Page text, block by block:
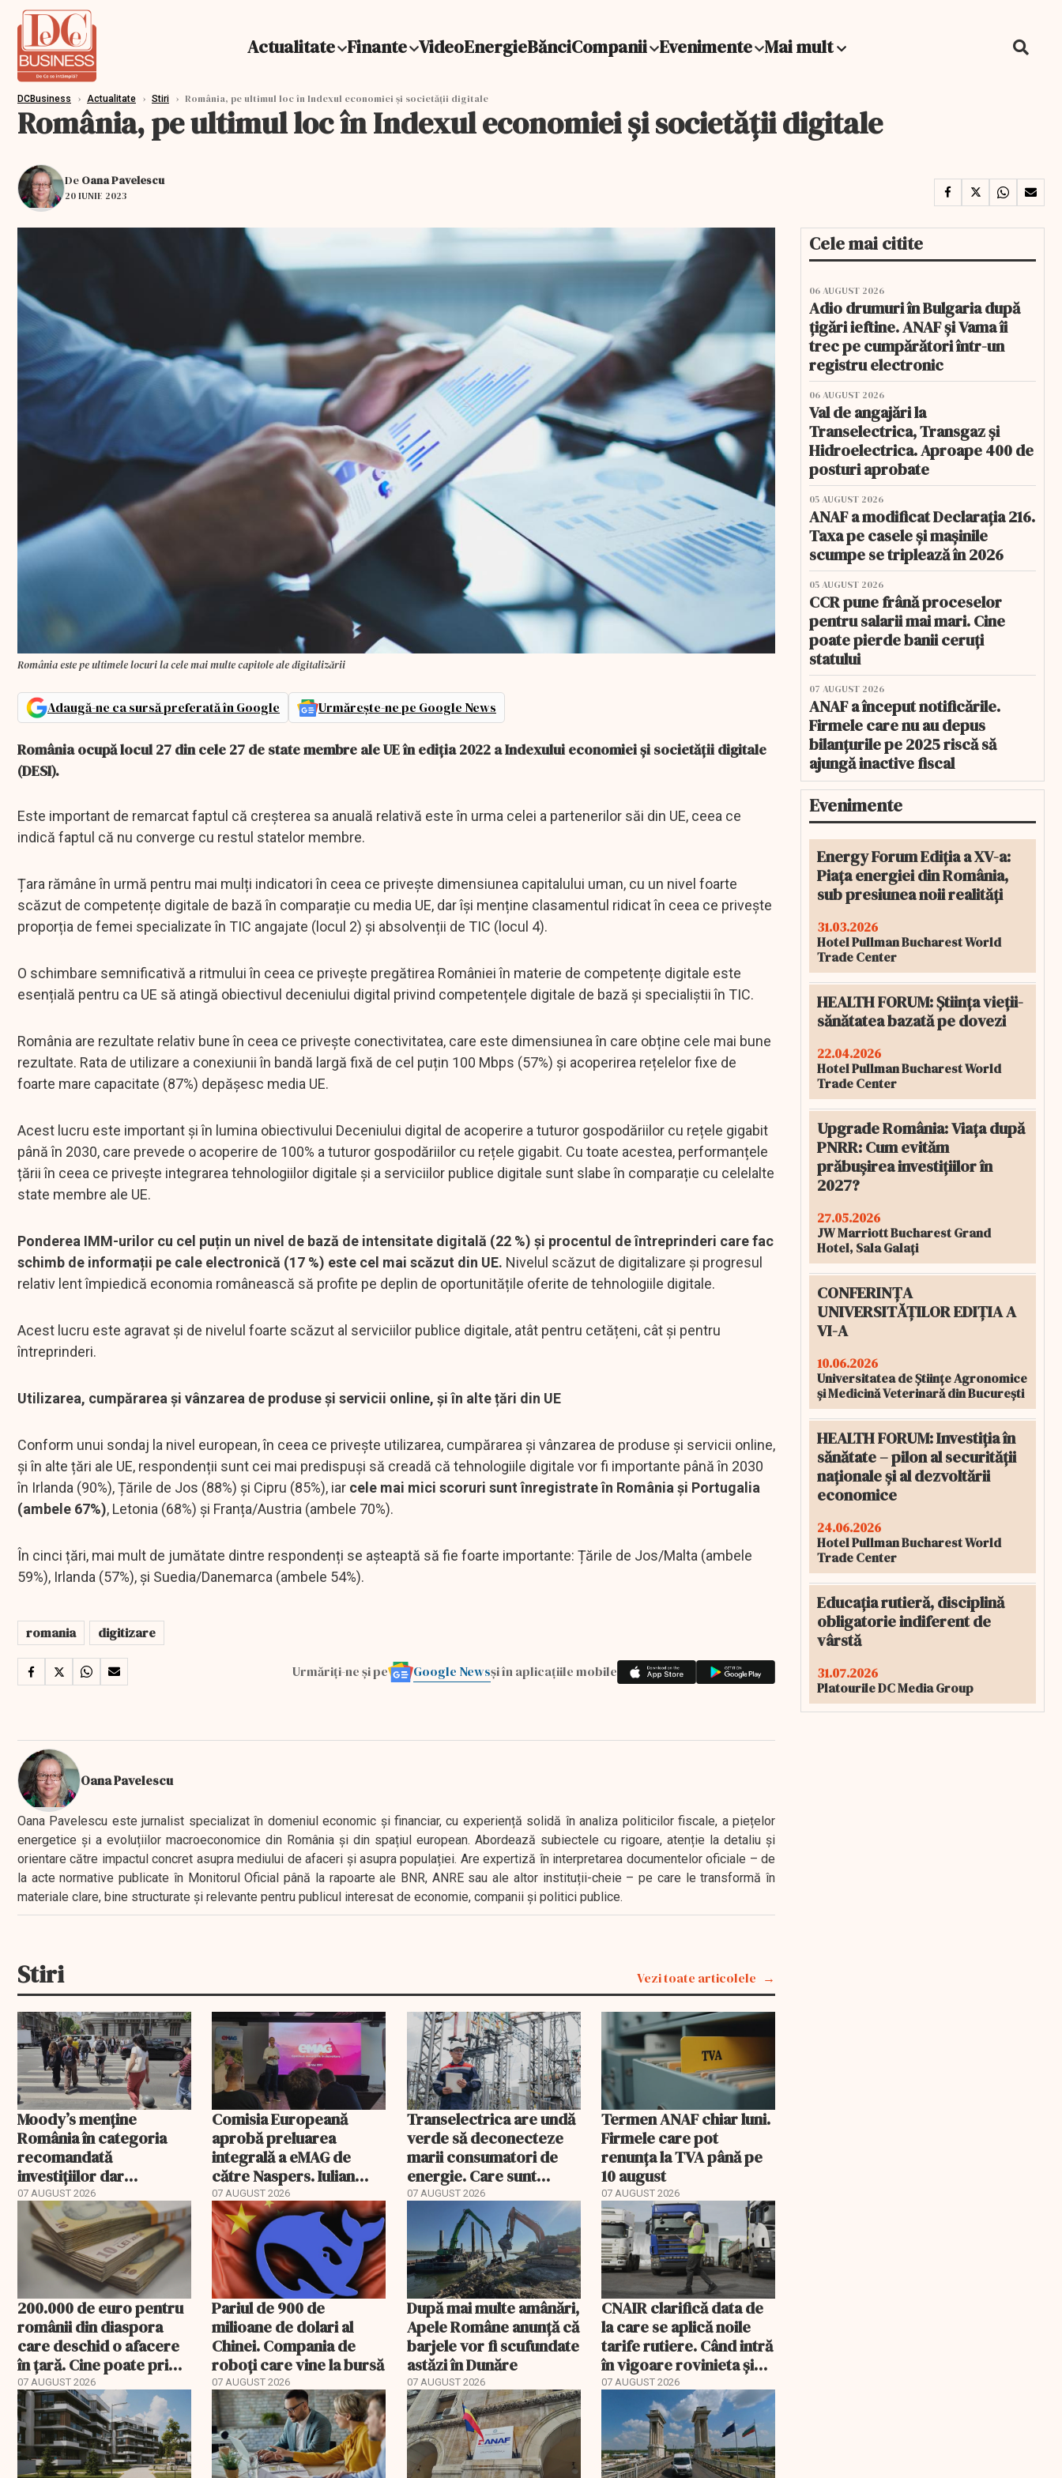
Actualitate Finante VideoEnergieBănciCompanii Evenimente Mai mult
DCBusiness › Actualitate › Stiri › România, pe ultimul loc în Indexul economiei și societății digitale
România, pe ultimul loc în Indexul economiei și societății digitale
De Oana Pavelescu
20 IUNIE 2023
România este pe ultimele locuri la cele mai multe capitole ale digitalizării
Adaugă-ne ca sursă preferată în Google Urmărește-ne pe Google News
România ocupă locul 27 din cele 27 de state membre ale UE în ediția 2022 a Indexului economiei și societății digitale
(DESI).
Este important de remarcat faptul că creșterea sa anuală relativă este în urma celei a partenerilor săi din UE, ceea ce
indică faptul că nu converge cu restul statelor membre.
Țara rămâne în urmă pentru mai mulți indicatori în ceea ce privește dimensiunea capitalului uman, cu un nivel foarte
scăzut de competențe digitale de bază în comparație cu media UE, dar își menține clasamentul ridicat în ceea ce privește
proporția de femei specializate în TIC angajate (locul 2) și absolvenții de TIC (locul 4).
O schimbare semnificativă a ritmului în ceea ce privește pregătirea României în materie de competențe digitale este
esențială pentru ca UE să atingă obiectivul deceniului digital privind competențele digitale de bază și specialiștii în TIC.
România are rezultate relativ bune în ceea ce privește conectivitatea, care este dimensiunea în care obține cele mai bune
rezultate. Rata de utilizare a conexiunii în bandă largă fixă de cel puțin 100 Mbps (57%) și acoperirea rețelelor fixe de
foarte mare capacitate (87%) depășesc media UE.
Acest lucru este important și în lumina obiectivului Deceniului digital de acoperire a tuturor gospodăriilor cu rețele gigabit
până în 2030, care prevede o acoperire de 100% a tuturor gospodăriilor cu rețele gigabit. Cu toate acestea, performanțele
țării în ceea ce privește integrarea tehnologiilor digitale și a serviciilor publice digitale sunt slabe în comparație cu celelalte
state membre ale UE.
Ponderea IMM-urilor cu cel puțin un nivel de bază de intensitate digitală (22 %) și procentul de întreprinderi care fac
schimb de informații pe cale electronică (17 %) este cel mai scăzut din UE. Nivelul scăzut de digitalizare și progresul
relativ lent împiedică economia românească să profite pe deplin de oportunitățile oferite de tehnologiile digitale.
Acest lucru este agravat și de nivelul foarte scăzut al serviciilor publice digitale, atât pentru cetățeni, cât și pentru
întreprinderi.
Utilizarea, cumpărarea și vânzarea de produse și servicii online, și în alte țări din UE
Conform unui sondaj la nivel european, în ceea ce privește utilizarea, cumpărarea și vânzarea de produse și servicii online,
și în alte țări ale UE, respondenții sunt cei mai predispuși să creadă că tehnologiile digitale vor fi importante până în 2030
în Irlanda (90%), Țările de Jos (88%) și Cipru (85%), iar cele mai mici scoruri sunt înregistrate în România și Portugalia
(ambele 67%), Letonia (68%) și Franța/Austria (ambele 70%).
În cinci țări, mai mult de jumătate dintre respondenți se așteaptă să fie foarte importante: Țările de Jos/Malta (ambele
59%), Irlanda (57%), și Suedia/Danemarca (ambele 54%).
romania digitizare
Urmăriți-ne și pe Google Newsși în aplicațiile mobile
Oana Pavelescu
Oana Pavelescu este jurnalist specializat în domeniul economic și financiar, cu experiență solidă în analiza politicilor fiscale, a piețelor
energetice și a evoluțiilor macroeconomice din România și din spațiul european. Abordează subiectele cu rigoare, atenție la detaliu și
orientare către impactul concret asupra mediului de afaceri și asupra populației. Are expertiză în interpretarea documentelor oficiale – de
la acte normative publicate în Monitorul Oficial până la rapoarte ale BNR, ANRE sau ale altor instituții-cheie – pe care le transformă în
materiale clare, bine structurate și relevante pentru publicul interesat de economie, companii și politici publice.
Stiri Vezi toate articolele
Moody’s menține
România în categoria
recomandată
investițiilor dar
transmite un
avertisment
07 AUGUST 2026
Comisia Europeană
aprobă preluarea
integrală a eMAG de
către Naspers. Iulian
Stanciu iese din
acționariat
07 AUGUST 2026
Transelectrica are undă
verde să deconecteze
marii consumatori de
energie. Care sunt
condițiile
07 AUGUST 2026
Termen ANAF chiar luni.
Firmele care pot
renunța la TVA până pe
10 august
07 AUGUST 2026
200.000 de euro pentru
românii din diaspora
care deschid o afacere
în țară. Cine poate primi
banii și ce trebuie
rambursat
07 AUGUST 2026
Pariul de 900 de
milioane de dolari al
Chinei. Compania de
roboți care vine la bursă
07 AUGUST 2026
După mai multe amânări,
Apele Române anunță că
barjele vor fi scufundate
astăzi în Dunăre
07 AUGUST 2026
CNAIR clarifică data de
la care se aplică noile
tarife rutiere. Când intră
în vigoare rovinieta și
TollRo
07 AUGUST 2026
Cele mai citite
06 AUGUST 2026
Adio drumuri în Bulgaria după
țigări ieftine. ANAF și Vama îi
trec pe cumpărători într-un
registru electronic
06 AUGUST 2026
Val de angajări la
Transelectrica, Transgaz și
Hidroelectrica. Aproape 400 de
posturi aprobate
05 AUGUST 2026
ANAF a modificat Declarația 216.
Taxa pe casele și mașinile
scumpe se triplează în 2026
05 AUGUST 2026
CCR pune frână proceselor
pentru salarii mai mari. Cine
poate pierde banii ceruți
statului
07 AUGUST 2026
ANAF a început notificările.
Firmele care nu au depus
bilanțurile pe 2025 riscă să
ajungă inactive fiscal
Evenimente
Energy Forum Ediția a XV-a:
Piața energiei din România,
sub presiunea noii realități
31.03.2026
Hotel Pullman Bucharest World
Trade Center
HEALTH FORUM: Știința vieții-
sănătatea bazată pe dovezi
22.04.2026
Hotel Pullman Bucharest World
Trade Center
Upgrade România: Viața după
PNRR: Cum evităm
prăbușirea investițiilor în
2027?
27.05.2026
JW Marriott Bucharest Grand
Hotel, Sala Galați
CONFERINȚA
UNIVERSITĂȚILOR EDIȚIA A
VI-A
10.06.2026
Universitatea de Științe Agronomice
și Medicină Veterinară din București
HEALTH FORUM: Investiția în
sănătate – pilon al securității
naționale și al dezvoltării
economice
24.06.2026
Hotel Pullman Bucharest World
Trade Center
Educația rutieră, disciplină
obligatorie indiferent de
vârstă
31.07.2026
Platourile DC Media Group